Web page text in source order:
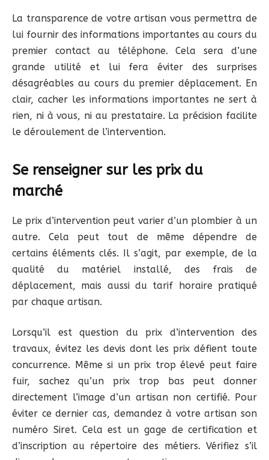
La transparence de votre artisan vous permettra de
lui fournir des informations importantes au cours du
premier contact au téléphone. Cela sera d’une
grande utilité et lui fera éviter des surprises
désagréables au cours du premier déplacement. En
clair, cacher les informations importantes ne sert à
rien, ni à vous, ni au prestataire. La précision facilite
le déroulement de l’intervention.
Se renseigner sur les prix du
marché
Le prix d’intervention peut varier d’un plombier à un
autre. Cela peut tout de même dépendre de
certains éléments clés. Il s’agit, par exemple, de la
qualité du matériel installé, des frais de
déplacement, mais aussi du tarif horaire pratiqué
par chaque artisan.
Lorsqu’il est question du prix d’intervention des
travaux, évitez les devis dont les prix défient toute
concurrence. Même si un prix trop élevé peut faire
fuir, sachez qu’un prix trop bas peut donner
directement l’image d’un artisan non certifié. Pour
éviter ce dernier cas, demandez à votre artisan son
numéro Siret. Cela est un gage de certification et
d’inscription au répertoire des métiers. Vérifiez s’il